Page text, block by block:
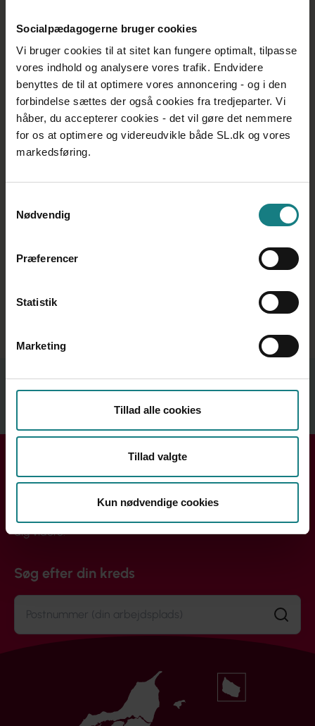
Socialpædagogerne bruger cookies
Vi bruger cookies til at sitet kan fungere optimalt, tilpasse
vores indhold og analysere vores trafik. Endvidere
benyttes de til at optimere vores annoncering - og i den
forbindelse sættes der også cookies fra tredjeparter. Vi
håber, du accepterer cookies - det vil gøre det nemmere
for os at optimere og videreudvikle både SL.dk og vores
markedsføring.
Nødvendig
Præferencer
Statistik
Marketing
Tillad alle cookies
Tillad valgte
Kun nødvendige cookies
Genforhandling af kontrakten
Når plejeforholdet slutter
Efterværn og opretholdt anbringelse
Få hjælp i din kreds
Handler din henvendelse sig om løn, ansættelse eller din
dig videre.
Søg efter din kreds
Søg